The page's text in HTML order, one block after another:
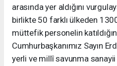
arasında yer aldığını
birlikte 50 farklı ülkeden
müttefik personelin
Cumhurbaşkanımız Sayın
yerli ve millî savunma